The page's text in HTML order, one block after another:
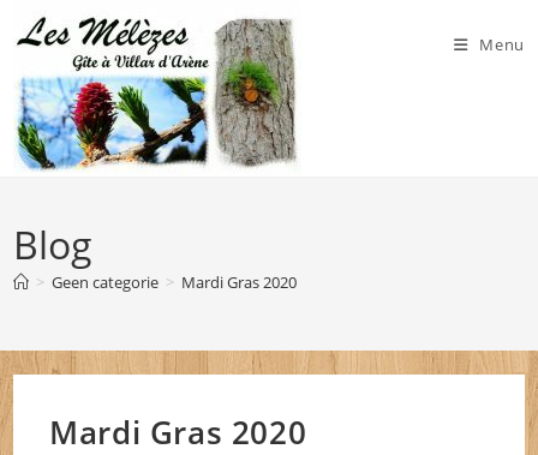
content
Menu
Blog
> Geen categorie > Mardi Gras 2020
Mardi Gras 2020